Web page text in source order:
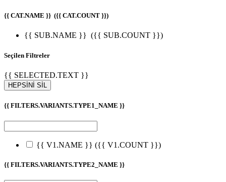
{{ CAT.NAME }} ({{ CAT.COUNT }})
{{ SUB.NAME }} ({{ SUB.COUNT }})
Seçilen Filtreler
{{ SELECTED.TEXT }}
HEPSİNİ SİL
{{ FILTERS.VARIANTS.TYPE1_NAME }}
{{ V1.NAME }} ({{ V1.COUNT }})
{{ FILTERS.VARIANTS.TYPE2_NAME }}